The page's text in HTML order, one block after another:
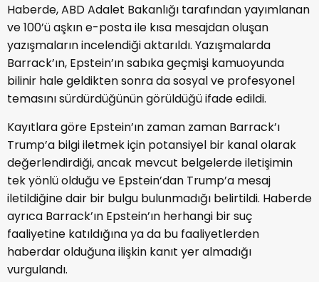
Haberde, ABD Adalet Bakanlığı tarafından yayımlanan
ve 100’ü aşkın e-posta ile kısa mesajdan oluşan
yazışmaların incelendiği aktarıldı. Yazışmalarda
Barrack’ın, Epstein’ın sabıka geçmişi kamuoyunda
bilinir hale geldikten sonra da sosyal ve profesyonel
temasını sürdürdüğünün görüldüğü ifade edildi.
Kayıtlara göre Epstein’ın zaman zaman Barrack’ı
Trump’a bilgi iletmek için potansiyel bir kanal olarak
değerlendirdiği, ancak mevcut belgelerde iletişimin
tek yönlü olduğu ve Epstein’dan Trump’a mesaj
iletildiğine dair bir bulgu bulunmadığı belirtildi. Haberde
ayrıca Barrack’ın Epstein’ın herhangi bir suç
faaliyetine katıldığına ya da bu faaliyetlerden
haberdar olduğuna ilişkin kanıt yer almadığı
vurgulandı.